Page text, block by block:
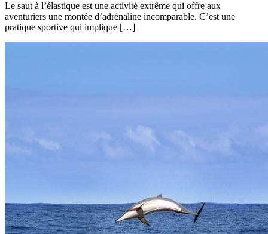
Le saut à l’élastique est une activité extrême qui offre aux
aventuriers une montée d’adrénaline incomparable. C’est une
pratique sportive qui implique […]